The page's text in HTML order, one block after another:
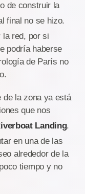
de construir la
final no se hizo.
la red, por si
podría haberse
de París no
de la zona ya está
que nos
Landing.
en una de las
alrededor de la
tiempo y no